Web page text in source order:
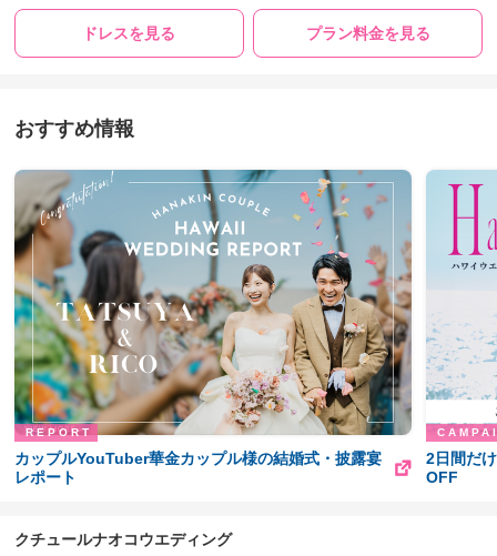
ドレスを見る プラン料金を見る
おすすめ情報
カップルYouTuber華金カップル様の結婚式・披露宴
レポート
2日間だ
OFF
クチュールナオコウエディング